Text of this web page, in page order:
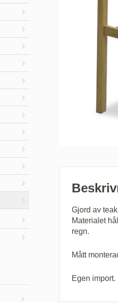
Gjord av
Materialet
regn.
Mått
Egen import.